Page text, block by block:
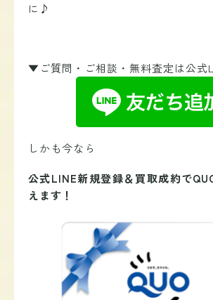
に♪
▼ご質問・ご相談・無料査定は公式
しかも今なら
公式LINE新規登録＆買取成約で
えます！